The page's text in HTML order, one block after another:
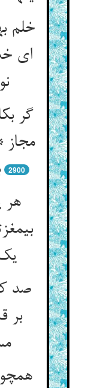
خلم
ای
گر
مجاز
2900
هر
صد
بر